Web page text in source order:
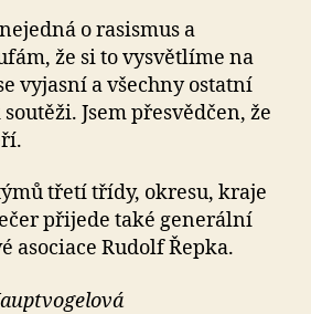
o rasismus a
že si to vysvětlíme na
vyjasní a všechny ostatní
Jsem přesvědčen, že
třetí třídy, okresu, kraje
přijede také generální
asociace Rudolf Řepka.